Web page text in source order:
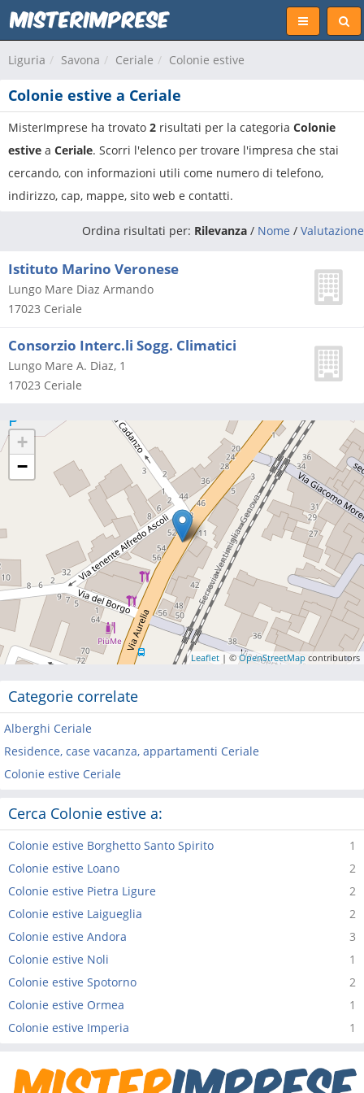
Liguria Savona Ceriale Colonie estive
Colonie estive a Ceriale
MisterImprese ha trovato 2 risultati per la categoria Colonie
estive a Ceriale. Scorri l'elenco per trovare l'impresa che stai
cercando, con informazioni utili come numero di telefono,
indirizzo, cap, mappe, sito web e contatti.
Ordina risultati per: Rilevanza / Nome / Valutazione
Istituto Marino Veronese
Lungo Mare Diaz Armando
17023 Ceriale
Consorzio Interc.li Sogg. Climatici
Lungo Mare A. Diaz, 1
17023 Ceriale
+
−
Leaflet | © OpenStreetMap contributors
Categorie correlate
Alberghi Ceriale
Residence, case vacanza, appartamenti Ceriale
Colonie estive Ceriale
Cerca Colonie estive a:
1
Colonie estive Borghetto Santo Spirito
2
Colonie estive Loano
2
Colonie estive Pietra Ligure
2
Colonie estive Laigueglia
3
Colonie estive Andora
1
Colonie estive Noli
2
Colonie estive Spotorno
1
Colonie estive Ormea
1
Colonie estive Imperia